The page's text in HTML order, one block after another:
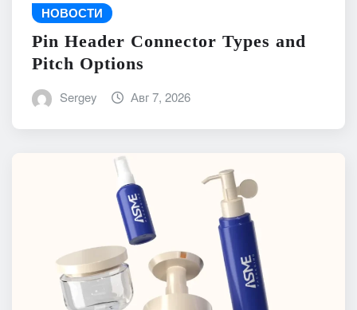
НОВОСТИ
Pin Header Connector Types and
Pitch Options
Sergey Авг 7, 2026